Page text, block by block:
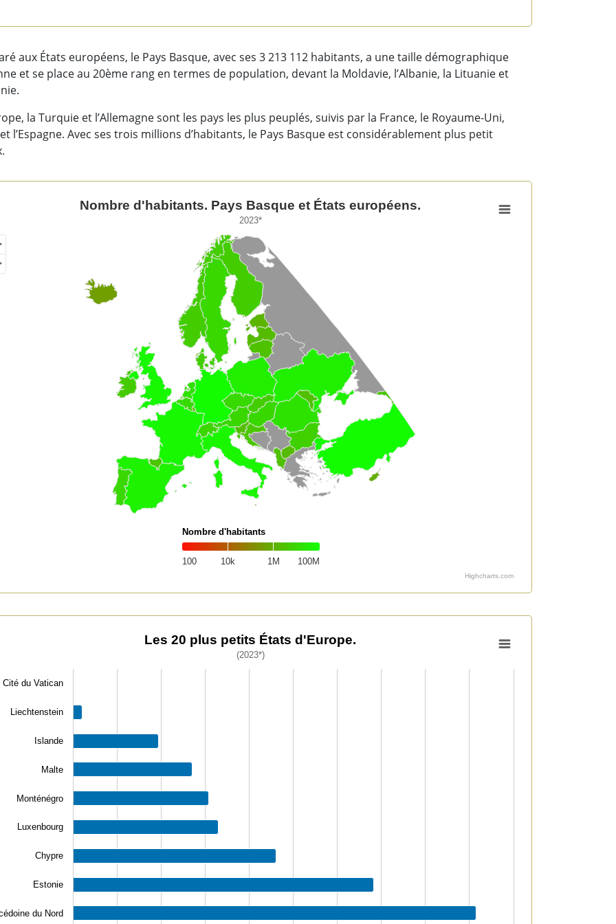
aux États européens, le Pays Basque, avec ses 3 213 112 habitants, a une taille démographique
et se place au 20ème rang en termes de population, devant la Moldavie, l’Albanie, la Lituanie et
la Turquie et l’Allemagne sont les pays les plus peuplés, suivis par la France, le Royaume-Uni,
et l’Espagne. Avec ses trois millions d’habitants, le Pays Basque est considérablement plus petit
d'habitants. Pays Basque et États européens.
as data table, Nombre d'habitants. Pays Basque et États européens.
Nombre d'habitants. Pays Basque et États européens.
2023*
100 10k 1M 100M
Nombre d'habitants
Highcharts.com
plus petits États d'Europe.
has 1 X axis displaying categories.
has 1 Y axis displaying values. Data ranges from 618 to 1883008.
Les 20 plus petits États d'Europe.
(2023*)
Cité du Vatican
Liechtenstein
Islande
Malte
Monténégro
Luxenbourg
Chypre
Estonie
du Nord